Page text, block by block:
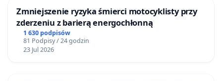
Zmniejszenie ryzyka śmierci motocyklisty przy
zderzeniu z barierą energochłonną
1 630 podpisów
81 Podpisy / 24 godzin
23 Jul 2026